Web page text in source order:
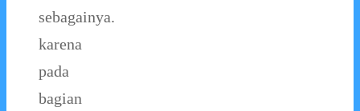
sebagainya.
karena
pada
bagian